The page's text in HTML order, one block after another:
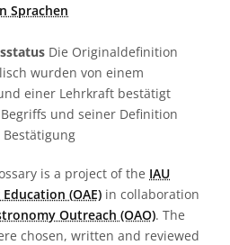
Sprachen
Die Originaldefinition
wurden von einem
einer Lehrkraft bestätigt
und seiner Definition
is a project of the IAU
(OAE) in collaboration
Outreach (OAO). The
chosen, written and reviewed